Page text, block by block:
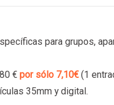
para grupos,
€ por sólo 7,10€(1
35mm y digital.